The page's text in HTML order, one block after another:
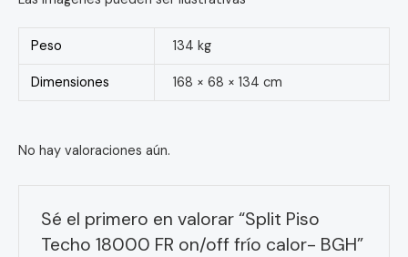
Peso 134 kg
Dimensiones 168 × 68 × 134 cm
No hay valoraciones aún.
Sé el primero en valorar “Split Piso
Techo 18000 FR on/off frío calor- BGH”